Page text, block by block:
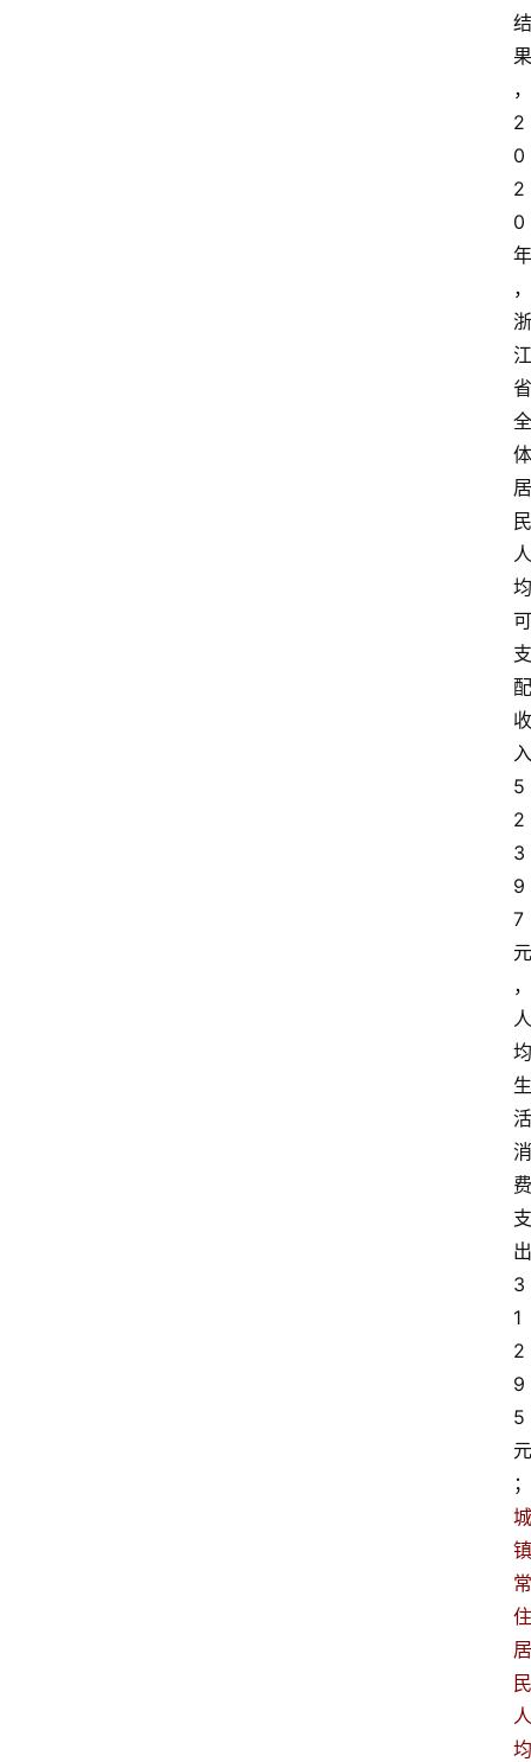
结
果
，
2
0
2
0
年
，
浙
江
省
全
体
居
民
人
均
可
支
配
收
入
5
2
3
9
7
元
，
人
均
生
活
消
费
支
出
3
1
2
9
5
元
；
城
镇
常
住
居
民
人
均